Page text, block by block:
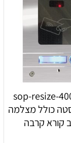
sop-resize-
כולל מצלמה
קורא קרבה